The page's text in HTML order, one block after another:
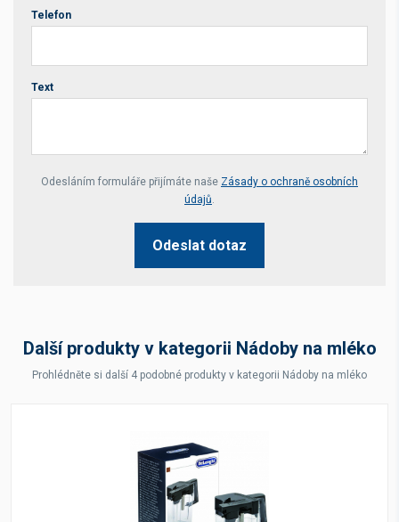
Telefon
Text
Your website *
Odesláním formuláře přijímáte naše Zásady o ochraně osobních
údajů.
Odeslat dotaz
Další produkty v kategorii Nádoby na mléko
Prohlédněte si další 4 podobné produkty v kategorii Nádoby na mléko